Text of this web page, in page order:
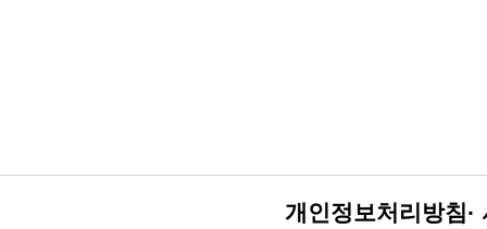
개인정보처리방침·